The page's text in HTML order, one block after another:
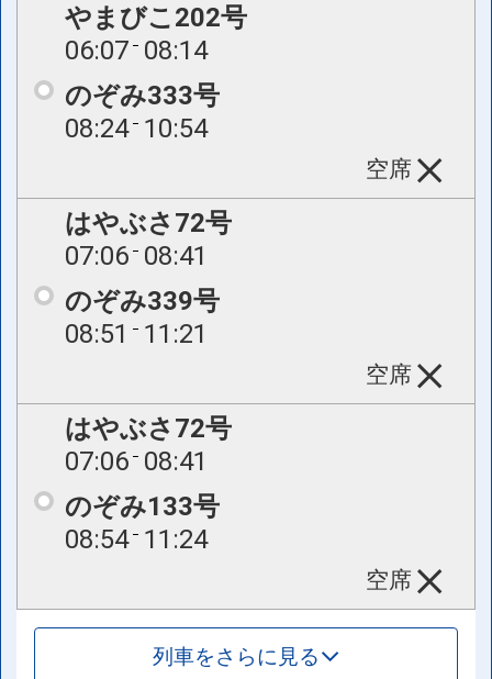
やまびこ202号
06:07 08:14
のぞみ333号
08:24 10:54
空席
はやぶさ72号
07:06 08:41
のぞみ339号
08:51
11:21
空席
はやぶさ72号
07:06 08:41
のぞみ133号
08:54 11:24
空席
列車をさらに見る